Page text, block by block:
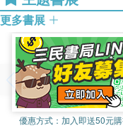
forward-thinking
and political historians
更多書展
優惠方式： 加入即送50元